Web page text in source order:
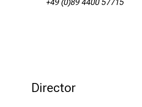
+49 (0)89 4400 57715
Director